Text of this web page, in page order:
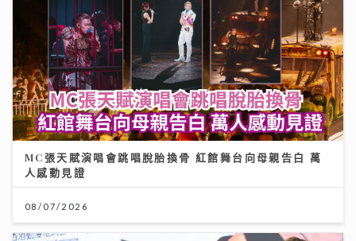
MC張天賦演唱會跳唱脫胎換骨 紅館舞台向母親告白 萬
人感動見證
08/07/2026